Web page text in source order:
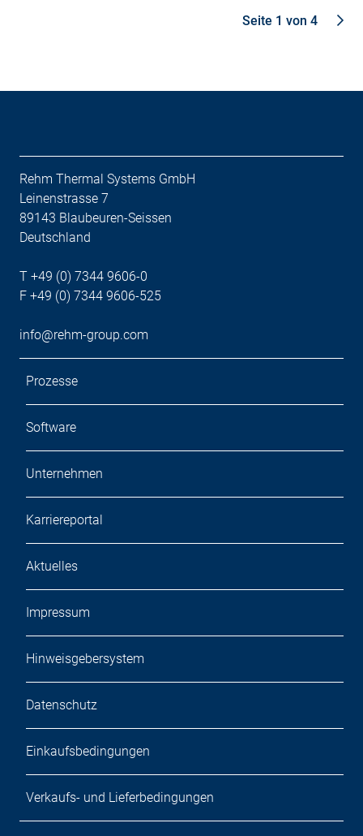
Seite 1 von 4
Rehm Thermal Systems GmbH
Leinenstrasse 7
89143 Blaubeuren-Seissen
Deutschland
T +49 (0) 7344 9606-0
F +49 (0) 7344 9606-525
info@rehm-group.com
Prozesse
Software
Unternehmen
Karriereportal
Aktuelles
Impressum
Hinweisgebersystem
Datenschutz
Einkaufsbedingungen
Verkaufs- und Lieferbedingungen